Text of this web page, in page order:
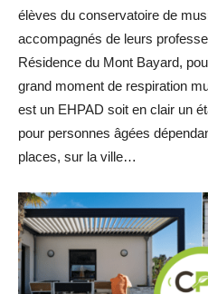
élèves du conservatoire de
accompagnés de leurs
Résidence du Mont Bayard,
grand moment de respiration
est un EHPAD soit en clair un
pour personnes âgées
places, sur la ville…